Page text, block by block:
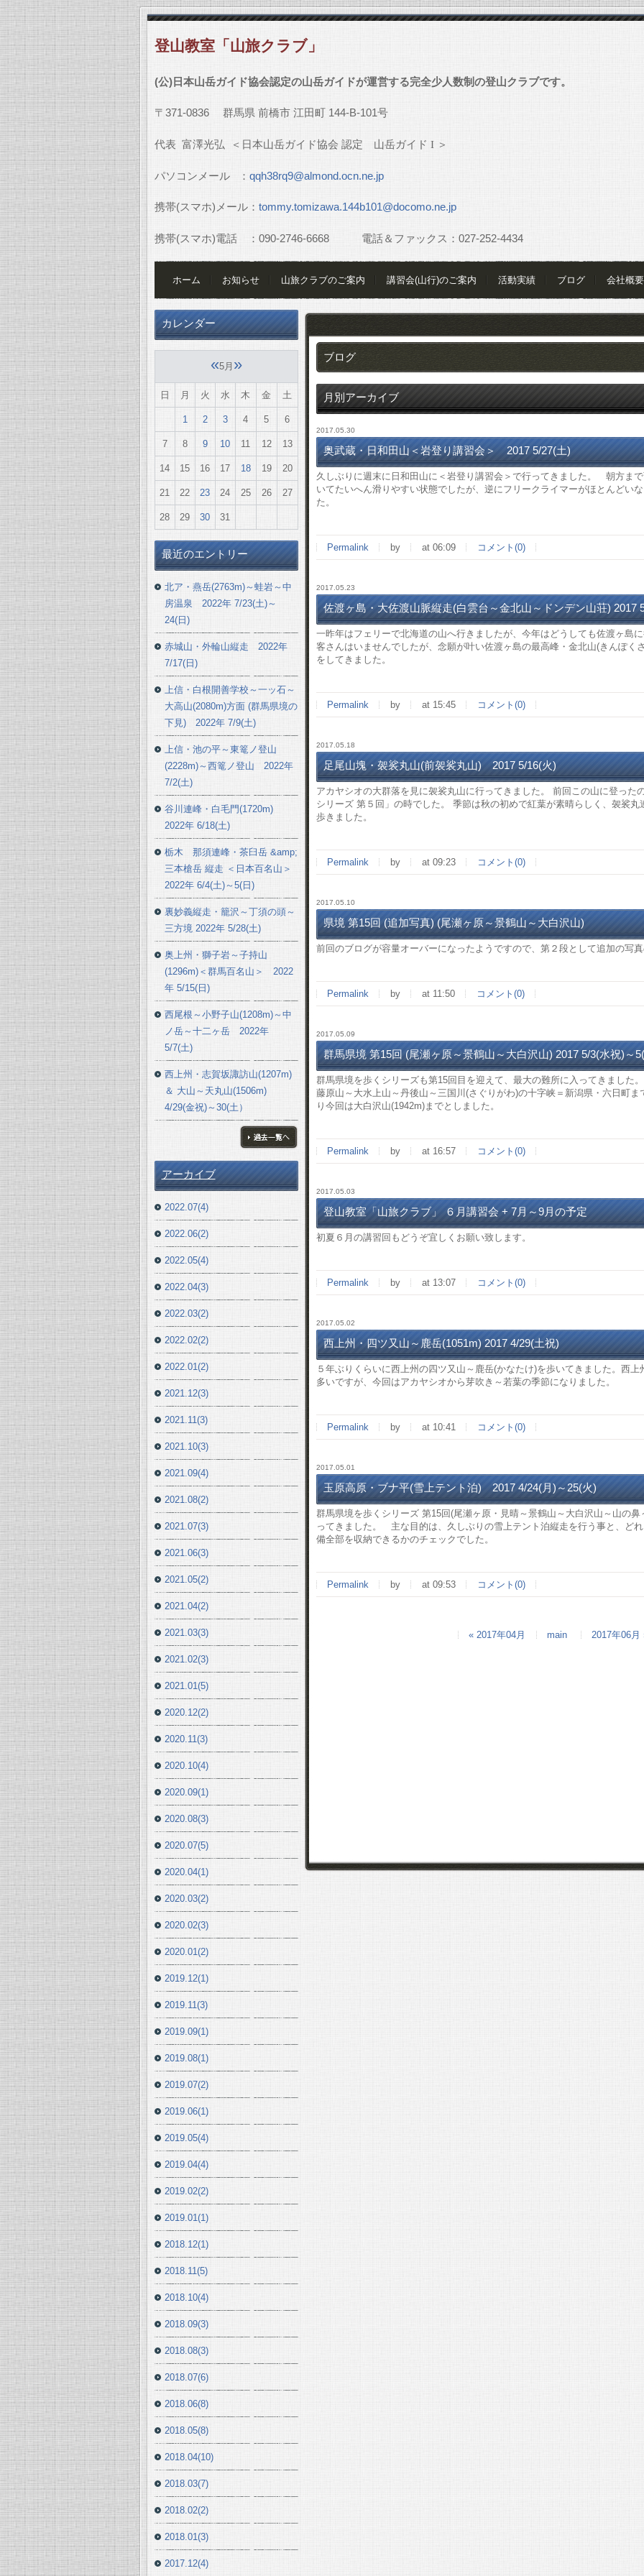
登山教室「山旅クラブ」
(公)日本山岳ガイド協会認定の山岳ガイドが運営する完全少人数制の登山クラブです。
〒 371-0836 群馬県 前橋市 江田町 144-B-101号
代表 富澤光弘 ＜日本山岳ガイド協会 認定 山岳ガイド I ＞
パソコンメール ： qqh38rq9@almond.ocn.ne.jp
携帯(スマホ)メール： tommy.tomizawa.144b101@docomo.ne.jp
携帯(スマホ)電話 ： 090-2746-6668電話＆ファックス： 027-252-4434
ホーム お知らせ 山旅クラブのご案内 講習会(山行)のご案内 活動実績 ブログ 会社概要
ブログ
月別アーカイブ
2017.05.30
奥武蔵・日和田山＜岩登り講習会＞ 2017 5/27(土)
久しぶりに週末に日和田山に＜岩登り講習会＞で行ってきました。 朝方ま
いてたいへん滑りやすい状態でしたが、逆にフリークライマーがほとんどい
た。
Permalink by at 06:09 コメント(0)
2017.05.23
佐渡ヶ島・大佐渡山脈縦走(白雲台～金北山～ドンデン山荘) 2017
一昨年はフェリーで北海道の山へ行きましたが、今年はどうしても佐渡ヶ島
客さんはいませんでしたが、念願が叶い佐渡ヶ島の最高峰・金北山(きんぽく
をしてきました。
Permalink by at 15:45 コメント(0)
2017.05.18
足尾山塊・袈裟丸山(前袈裟丸山) 2017 5/16(火)
アカヤシオの大群落を見に袈裟丸山に行ってきました。 前回この山に登った
シリーズ 第５回」の時でした。 季節は秋の初めで紅葉が素晴らしく、袈裟
歩きました。
Permalink by at 09:23 コメント(0)
2017.05.10
県境 第15回 (追加写真) (尾瀬ヶ原～景鶴山～大白沢山)
前回のブログが容量オーバーになったようですので、第２段として追加の写
Permalink by at 11:50 コメント(0)
2017.05.09
群馬県境 第15回 (尾瀬ヶ原～景鶴山～大白沢山) 2017 5/3(水祝)～
群馬県境を歩くシリーズも第15回目を迎えて、最大の難所に入ってきまし
藤原山～大水上山～丹後山～三国川(さぐりがわ)の十字峡＝新潟県・六日町
り今回は大白沢山(1942m)までとしました。
Permalink by at 16:57 コメント(0)
2017.05.03
登山教室「山旅クラブ」 ６月講習会 + 7月～9月の予定
初夏６月の講習回もどうぞ宜しくお願い致します。
Permalink by at 13:07 コメント(0)
2017.05.02
西上州・四ツ又山～鹿岳(1051m) 2017 4/29(土祝)
５年ぶりくらいに西上州の四ツ又山～鹿岳(かなたけ)を歩いてきました。西
多いですが、今回はアカヤシオから芽吹き～若葉の季節になりました。
Permalink by at 10:41 コメント(0)
2017.05.01
玉原高原・ブナ平(雪上テント泊) 2017 4/24(月)～25(火)
群馬県境を歩くシリーズ 第15回(尾瀬ヶ原・見晴～景鶴山～大白沢山～山の
ってきました。 主な目的は、久しぶりの雪上テント泊縦走を行う事と、ど
備全部を収納できるかのチェックでした。
Permalink by at 09:53 コメント(0)
« 2017年04月 main 2017年06月
カレンダー
«5月 »
日 月 火 水 木 金 土
1 2 3 4 5 6
7 8 9 10 11 12 13
14 15 16 17 18 19 20
21 22 23 24 25 26 27
28 29 30 31
最近のエントリー
北ア・燕岳(2763m)～蛙岩～中
房温泉 2022年 7/23(土)～
24(日)
赤城山・外輪山縦走 2022年
7/17(日)
上信・白根開善学校～一ッ石～
大高山(2080m)方面 (群馬県境の
下見) 2022年 7/9(土)
上信・池の平～東篭ノ登山
(2228m)～西篭ノ登山 2022年
7/2(土)
谷川連峰・白毛門(1720m)
2022年 6/18(土)
栃木 那須連峰・茶臼岳 &amp;
三本槍岳 縦走 ＜日本百名山＞
2022年 6/4(土)～5(日)
裏妙義縦走・籠沢～丁須の頭～
三方境 2022年 5/28(土)
奥上州・獅子岩～子持山
(1296m)＜群馬百名山＞ 2022
年 5/15(日)
西尾根～小野子山(1208m)～中
ノ岳～十二ヶ岳 2022年
5/7(土)
西上州・志賀坂諏訪山(1207m)
＆ 大山～天丸山(1506m)
4/29(金祝)～30(土）
アーカイブ
2022.07(4)
2022.06(2)
2022.05(4)
2022.04(3)
2022.03(2)
2022.02(2)
2022.01(2)
2021.12(3)
2021.11(3)
2021.10(3)
2021.09(4)
2021.08(2)
2021.07(3)
2021.06(3)
2021.05(2)
2021.04(2)
2021.03(3)
2021.02(3)
2021.01(5)
2020.12(2)
2020.11(3)
2020.10(4)
2020.09(1)
2020.08(3)
2020.07(5)
2020.04(1)
2020.03(2)
2020.02(3)
2020.01(2)
2019.12(1)
2019.11(3)
2019.09(1)
2019.08(1)
2019.07(2)
2019.06(1)
2019.05(4)
2019.04(4)
2019.02(2)
2019.01(1)
2018.12(1)
2018.11(5)
2018.10(4)
2018.09(3)
2018.08(3)
2018.07(6)
2018.06(8)
2018.05(8)
2018.04(10)
2018.03(7)
2018.02(2)
2018.01(3)
2017.12(4)